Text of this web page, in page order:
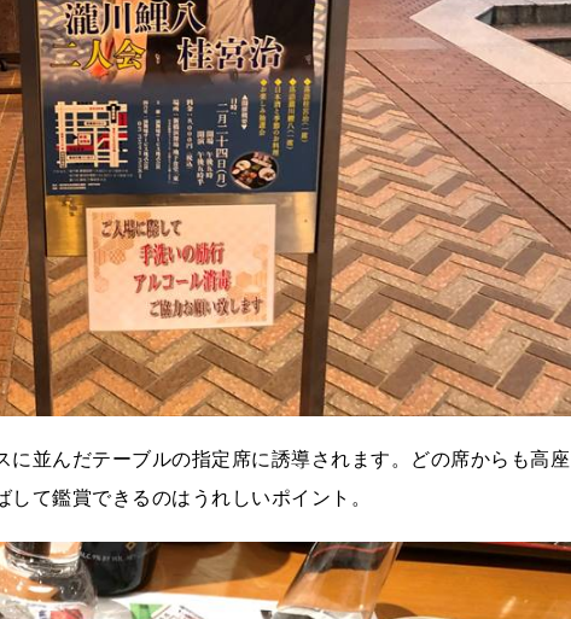
並んだテーブルの指定席に誘導されます。どの席からも高座
て鑑賞できるのはうれしいポイント。